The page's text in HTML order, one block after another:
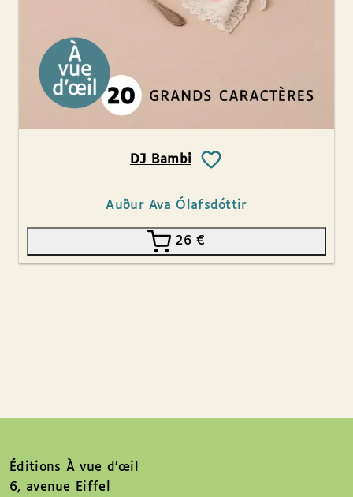
DJ Bambi
Auður Ava Ólafsdóttir
26€
Éditions À vue d’œil
6, avenue Eiffel